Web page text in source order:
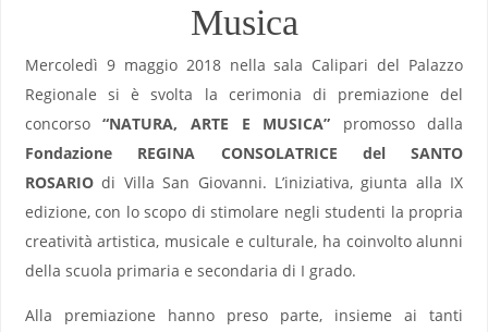
Musica
Mercoledì 9 maggio 2018 nella sala Calipari del Palazzo
Regionale si è svolta la cerimonia di premiazione del
concorso“NATURA, ARTE E MUSICA” promosso dalla
Fondazione REGINA CONSOLATRICE del SANTO
ROSARIOdi Villa San Giovanni. L’iniziativa, giunta alla IX
edizione, con lo scopo di stimolare negli studenti la propria
creatività artistica, musicale e culturale, ha coinvolto alunni
della scuola primaria e secondaria di I grado.
Alla premiazione hanno preso parte, insieme ai tanti